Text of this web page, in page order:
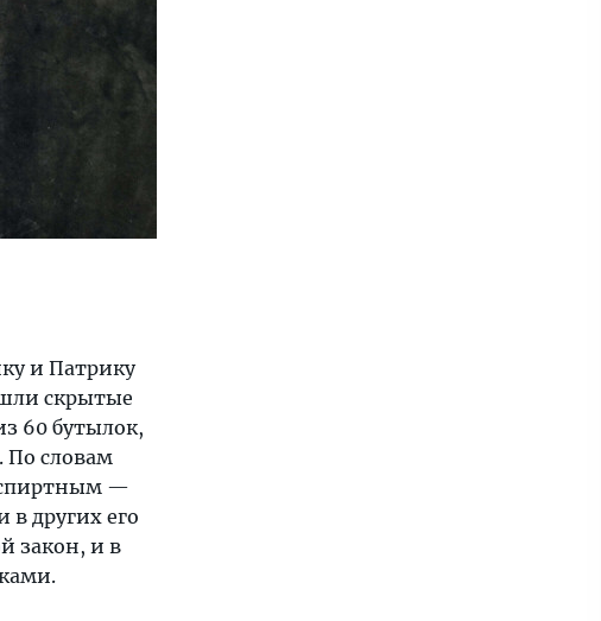
и Патрику
скрытые
60 бутылок,
По словам
спиртным —
других его
закон, и в